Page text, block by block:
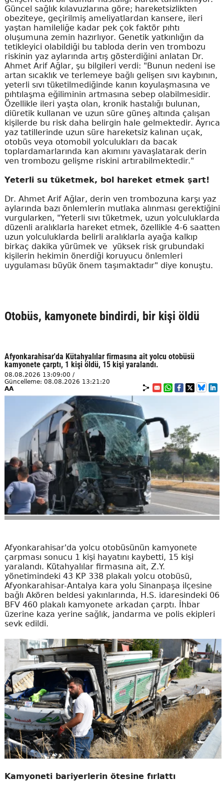
Güncel sağlık kılavuzlarına göre; hareketsizlikten
obeziteye, geçirilmiş ameliyatlardan kansere, ileri
yaştan hamileliğe kadar pek çok faktör pıhtı
oluşumuna zemin hazırlıyor. Genetik yatkınlığın da
tetikleyici olabildiği bu tabloda derin ven trombozu
riskinin yaz aylarında artış gösterdiğini anlatan Dr.
Ahmet Arif Ağlar, şu bilgileri verdi: "Bunun nedeni ise
artan sıcaklık ve terlemeye bağlı gelişen sıvı kaybının,
yeterli sıvı tüketilmediğinde kanın koyulaşmasına ve
pıhtılaşma eğiliminin artmasına sebep olabilmesidir.
Özellikle ileri yaşta olan, kronik hastalığı bulunan,
diüretik kullanan ve uzun süre güneş altında çalışan
kişilerde bu risk daha belirgin hale gelmektedir. Ayrıca
yaz tatillerinde uzun süre hareketsiz kalınan uçak,
otobüs veya otomobil yolculukları da bacak
toplardamarlarında kan akımını yavaşlatarak derin
ven trombozu gelişme riskini artırabilmektedir."
Yeterli su tüketmek, bol hareket etmek şart!
Dr. Ahmet Arif Ağlar, derin ven trombozuna karşı yaz
aylarında bazı önlemlerin mutlaka alınması gerektiğini
vurgularken, "Yeterli sıvı tüketmek, uzun yolculuklarda
düzenli aralıklarla hareket etmek, özellikle 4-6 saatten
uzun yolculuklarda belirli aralıklarla ayağa kalkıp
birkaç dakika yürümek ve yüksek risk grubundaki
kişilerin hekimin önerdiği koruyucu önlemleri
uygulaması büyük önem taşımaktadır" diye konuştu.
Otobüs, kamyonete bindirdi, bir kişi öldü
Afyonkarahisar'da Kütahyalılar firmasına ait yolcu otobüsü
kamyonete çarptı, 1 kişi öldü, 15 kişi yaralandı.
08.08.2026 13:09:00 /
Güncelleme: 08.08.2026 13:21:20
AA
Afyonkarahisar'da yolcu otobüsünün kamyonete
çarpması sonucu 1 kişi hayatını kaybetti, 15 kişi
yaralandı. Kütahyalılar firmasına ait, Z.Y.
yönetimindeki 43 KP 338 plakalı yolcu otobüsü,
Afyonkarahisar-Antalya kara yolu Sinanpaşa ilçesine
bağlı Akören beldesi yakınlarında, H.S. idaresindeki 06
BFV 460 plakalı kamyonete arkadan çarptı. İhbar
üzerine kaza yerine sağlık, jandarma ve polis ekipleri
sevk edildi.
Kamyoneti bariyerlerin ötesine fırlattı